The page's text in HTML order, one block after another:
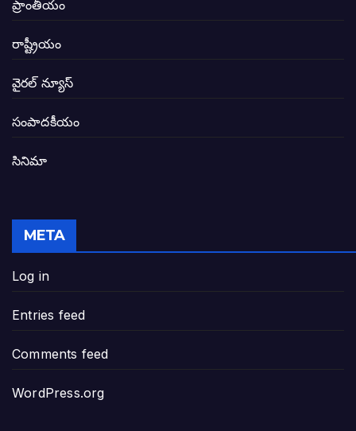
ప్రాంతీయం
రాష్ట్రీయం
వైరల్ న్యూస్
సంపాదకీయం
సినిమా
META
Log in
Entries feed
Comments feed
WordPress.org